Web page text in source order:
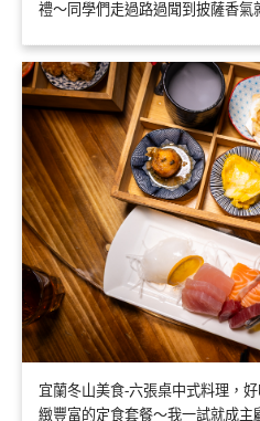
禮～同學們走過路過聞到披薩香氣
宜蘭冬山美食-六張桌中式料理，
緻豐富的定食套餐～我一試就成主